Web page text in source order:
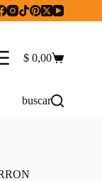
Carro
$ 0,00
buscar